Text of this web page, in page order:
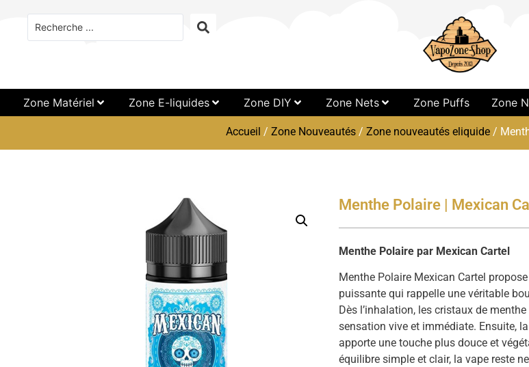
Zone Matériel Zone E-liquides Zone DIY Zone Nets Zone Puffs Zone
Accueil / Zone Nouveautés/ Zone nouveautés eliquide/
Menthe Polaire | Mexican
Menthe Polaire par Mexican Cartel
Menthe Polaire Mexican Cartel
puissante qui rappelle une véritable
Dès l’inhalation, les cristaux de
sensation vive et immédiate. Ensuite,
apporte une touche plus douce et
équilibre simple et clair, la vape reste